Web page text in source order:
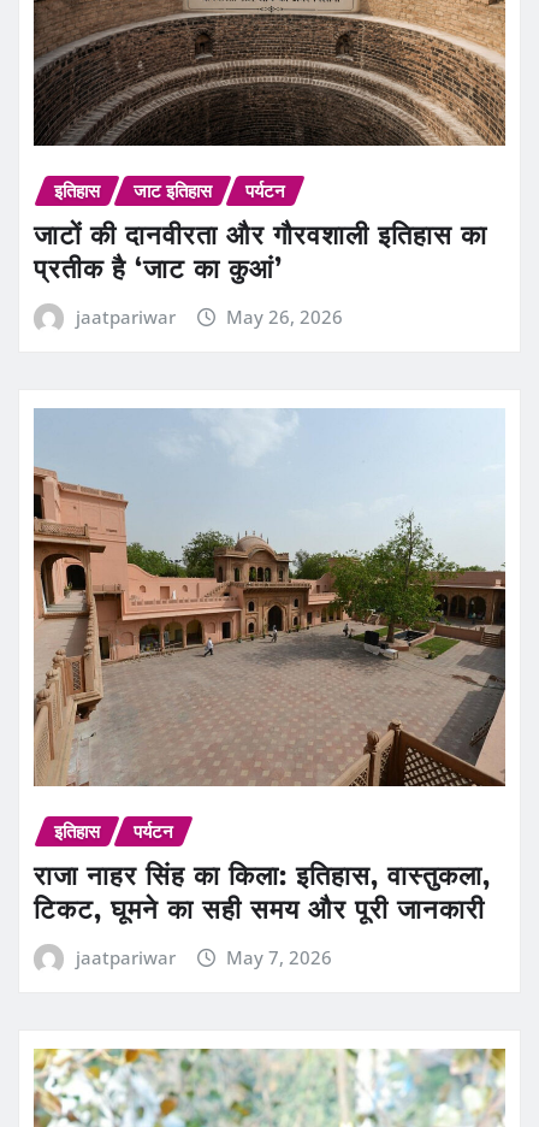
इतिहास जाट इतिहास पर्यटन
जाटों की दानवीरता और गौरवशाली इतिहास का
प्रतीक है ‘जाट का कुआं’
jaatpariwar May 26, 2026
इतिहास पर्यटन
राजा नाहर सिंह का किला: इतिहास, वास्तुकला,
टिकट, घूमने का सही समय और पूरी जानकारी
jaatpariwar May 7, 2026